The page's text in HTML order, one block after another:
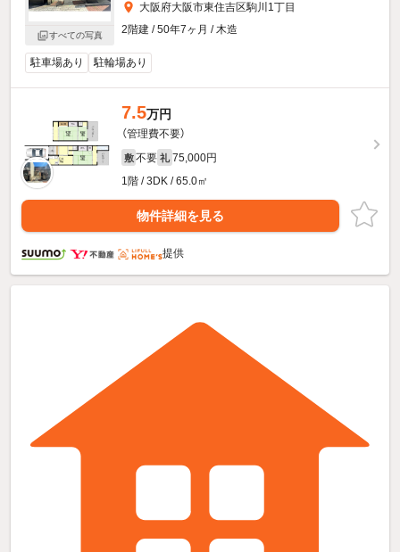
すべての写真
大阪府大阪市東住吉区駒川1丁目
2階建 / 50年7ヶ月 / 木造
駐車場あり 駐輪場あり
7.5万円
（管理費不要）
敷 不要 礼 75,000円
1階 / 3DK / 65.0㎡
物件詳細を見る
提供